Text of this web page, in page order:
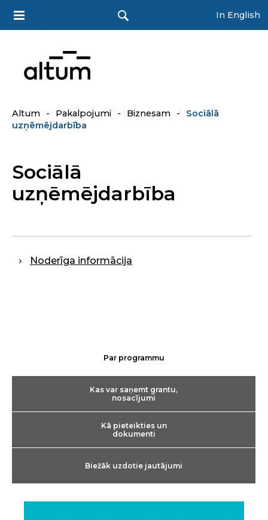
In English
Altum - Pakalpojumi - Biznesam -
Sociālā
uzņēmējdarbība
Sociālā
uzņēmējdarbība
Noderīga informācija
Par programmu
Kas var saņemt grantu,
nosacījumi
Kā pieteikties un
dokumenti
Biežāk uzdotie jautājumi